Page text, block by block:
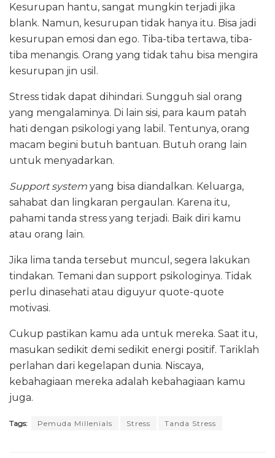
Kesurupan hantu, sangat mungkin terjadi jika
blank. Namun, kesurupan tidak hanya itu. Bisa jadi
kesurupan emosi dan ego. Tiba-tiba tertawa, tiba-
tiba menangis. Orang yang tidak tahu bisa mengira
kesurupan jin usil.
Stress tidak dapat dihindari. Sungguh sial orang
yang mengalaminya. Di lain sisi, para kaum patah
hati dengan psikologi yang labil. Tentunya, orang
macam begini butuh bantuan. Butuh orang lain
untuk menyadarkan.
Support system yang bisa diandalkan. Keluarga,
sahabat dan lingkaran pergaulan. Karena itu,
pahami tanda stress yang terjadi. Baik diri kamu
atau orang lain.
Jika lima tanda tersebut muncul, segera lakukan
tindakan. Temani dan support psikologinya. Tidak
perlu dinasehati atau diguyur quote-quote
motivasi.
Cukup pastikan kamu ada untuk mereka. Saat itu,
masukan sedikit demi sedikit energi positif. Tariklah
perlahan dari kegelapan dunia. Niscaya,
kebahagiaan mereka adalah kebahagiaan kamu
juga.
Tags: Pemuda Millenials Stress Tanda Stress